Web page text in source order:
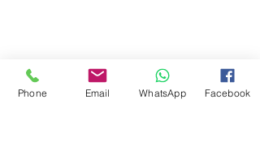
Phone Email WhatsApp Facebook